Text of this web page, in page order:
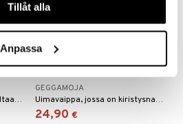
Tillåt alla
Anpassa
Täydellinen leikkeihin uima-altaalla, rannalla tai puutarhassa!
Geggamoja UV-uimavaippa
Leo Rosa
GEGGAMOJA
Uimavaippa, jossa on kiristysnauha vyötäröllä ja jalkojen ympärillä.
24,90 €